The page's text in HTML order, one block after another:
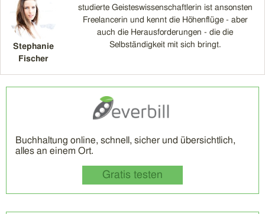
Stephanie
Fischer
studierte Geisteswissenschaftlerin ist ansonsten
Freelancerin und kennt die Höhenflüge - aber
auch die Herausforderungen - die die
Selbständigkeit mit sich bringt.
Buchhaltung online, schnell, sicher und übersichtlich,
alles an einem Ort.
Gratis testen